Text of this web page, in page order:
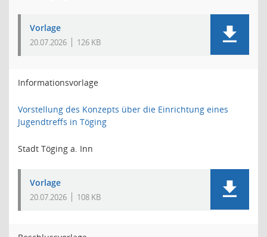
Vorlage
20.07.2026 126 KB
Informationsvorlage
Vorstellung des Konzepts über die Einrichtung eines
Jugendtreffs in Töging
Stadt Töging a. Inn
Vorlage
20.07.2026 108 KB